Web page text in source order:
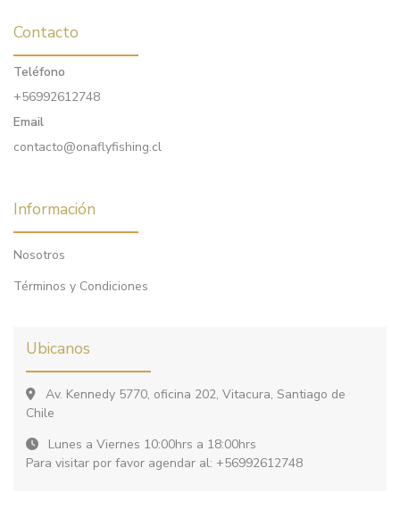
Contacto
Teléfono
+56992612748
Email
contacto@onaflyfishing.cl
Información
Nosotros
Términos y Condiciones
Ubicanos
Av. Kennedy 5770, oficina 202, Vitacura, Santiago de
Chile
Lunes a Viernes 10:00hrs a 18:00hrs
Para visitar por favor agendar al: +56992612748